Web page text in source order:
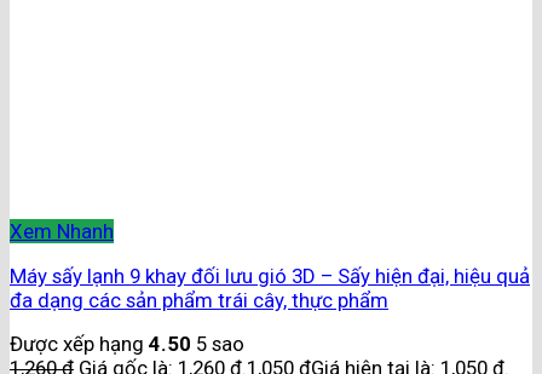
Xem Nhanh
Máy sấy lạnh 9 khay đối lưu gió 3D – Sấy hiện đại, hiệu quả
đa dạng các sản phẩm trái cây, thực phẩm
Được xếp hạng 4.50 5 sao
1,260₫ Giá gốc là: 1,260 ₫.1,050 ₫Giá hiện tại là: 1,050 ₫.